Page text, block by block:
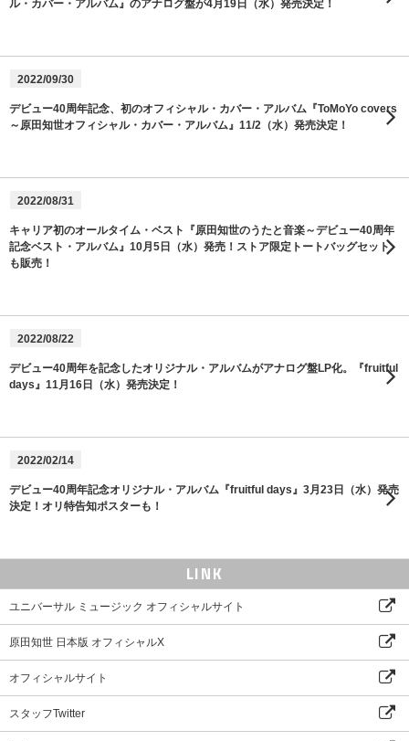
ル・カバー・アルバム』のアナログ盤が4月19日（水）発売決定！
2022/09/30
デビュー40周年記念、初のオフィシャル・カバー・アルバム『ToMoYo covers
～原田知世オフィシャル・カバー・アルバム』11/2（水）発売決定！
2022/08/31
キャリア初のオールタイム・ベスト『原田知世のうたと音楽～デビュー40周年
記念ベスト・アルバム』10月5日（水）発売！ストア限定トートバッグセット
も販売！
2022/08/22
デビュー40周年を記念したオリジナル・アルバムがアナログ盤LP化。『fruitful
days』11月16日（水）発売決定！
2022/02/14
デビュー40周年記念オリジナル・アルバム『fruitful days』3月23日（水）発売
決定！オリ特告知ポスターも！
LINK
ユニバーサル ミュージック オフィシャルサイト
原田知世 日本版 オフィシャルX
オフィシャルサイト
スタッフTwitter